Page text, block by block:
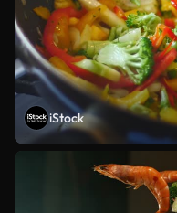
iStock